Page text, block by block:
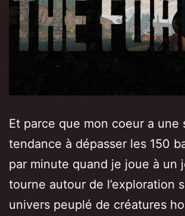
Et parce que mon coeur a une
tendance à dépasser les 150
par minute quand je joue à un
tourne autour de l’exploration
univers peuplé de créatures